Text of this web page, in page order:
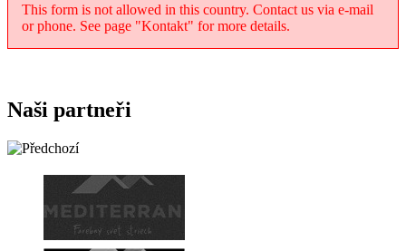
This form is not allowed in this country. Contact us via e-mail
or phone. See page "Kontakt" for more details.
Naši partneři